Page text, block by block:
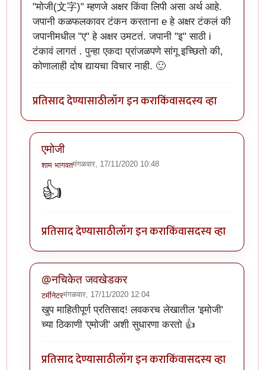
"मोजी(文字)" म्हणजे अक्षर किंवा लिपी असा अर्थ आहे.
जपानी कळफलकावर टंकन करताना e हे अक्षर टंकलं की
जपानीमधील "ए" हे अक्षर उमटतं. जपानी "इ" साठी i
टंकावं लागतं . पुन्हा एकदा प्रांजळपणे सांगू इच्छितो की,
कोणालाही दोष द्यायचा विचार नाही. 🙂
प्रतिसाद देण्यासाठीलॉग इन कराकिंवासदस्य व्हा
एमोजी
शाम भागवतमंगळवार, 17/11/2020 10:48
In reply to
👍
प्रतिसाद देण्यासाठीलॉग इन कराकिंवासदस्य व्हा
@नचिकेत जवखेडकर
टर्मीनेटरमंगळवार, 17/11/2020 12:04
In reply toखूप छान लेख. वाचनखूण साठवलीbyनचिकेत
खुप माहितीपूर्ण प्रतिसाद! लवकरच लेखातील 'इमोजी'
च्या ठिकाणी 'एमोजी' अशी सुधारणा करतो 👍
प्रतिसाद देण्यासाठीलॉग इन कराकिंवासदस्य व्हा